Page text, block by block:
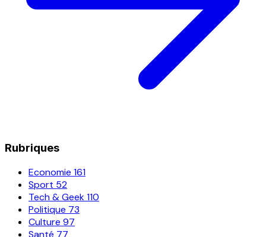
Rubriques
Economie 161
Sport 52
Tech & Geek110
Politique 73
Culture 97
Santé 77